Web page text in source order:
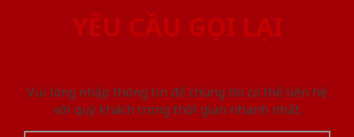
YÊU CẦU GỌI LẠI
Vui lòng nhập thông tin để chúng tôi có thể liên hệ
với quý khách trong thời gian nhanh nhất.